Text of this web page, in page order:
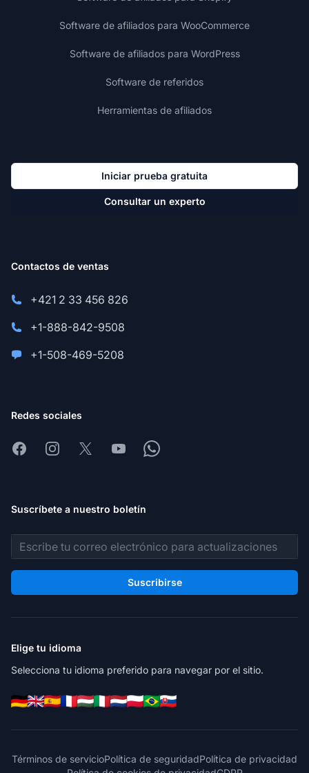
Software de afiliados para WooCommerce
Software de afiliados para WordPress
Software de referidos
Herramientas de afiliados
Iniciar prueba gratuita
Consultar un experto
Contactos de ventas
+421 2 33 456 826
+1-888-842-9508
+1-508-469-5208
Redes sociales
FacebookInstagram
X YoutubeWhatsapp
Suscríbete a nuestro boletín
Dirección de correo electrónico
Suscribirse
Elige tu idioma
Selecciona tu idioma preferido para navegar por el sitio.
Términos de servicioPolítica de seguridadPolítica de privacidad